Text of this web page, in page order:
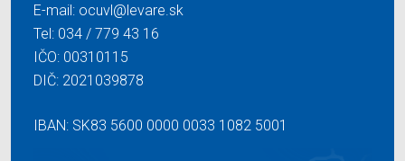
E-mail: ocuvl@levare.sk
Tel: 034 / 779 43 16
IČO: 00310115
DIČ: 2021039878
IBAN: SK83 5600 0000 0033 1082 5001